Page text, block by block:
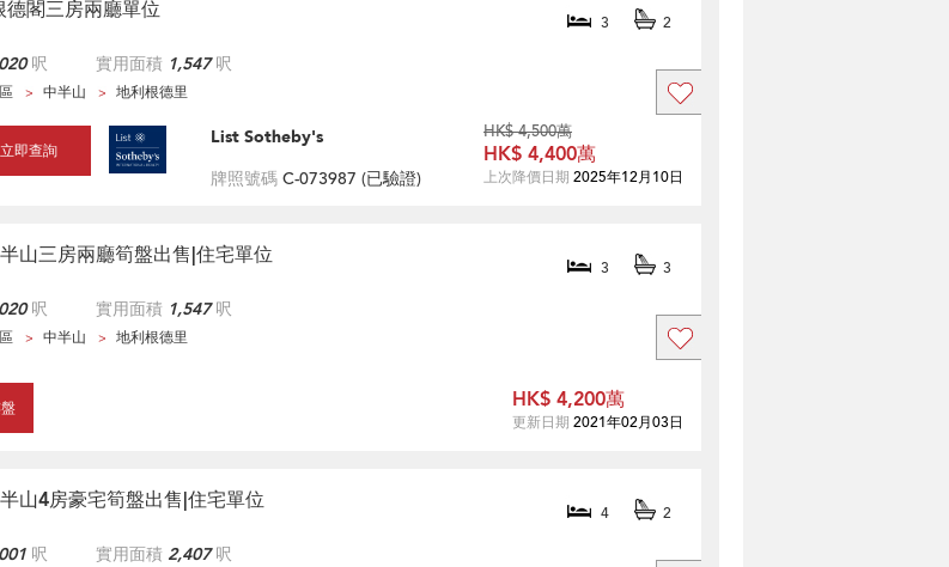
德閣三房兩廳單位 3 2
呎 實用面積 1,547呎
中半山 地利根德里
立即查詢
List Sotheby's
牌照號碼 C-073987 (已驗證)
HK$ 4,500萬
HK$ 4,400萬
上次降價日期 2025年12月10日
山三房兩廳筍盤出售|住宅單位 3 3
呎 實用面積 1,547呎
中半山 地利根德里
HK$ 4,200萬
更新日期 2021年02月03日
山4房豪宅筍盤出售|住宅單位 4 2
呎 實用面積 2,407呎